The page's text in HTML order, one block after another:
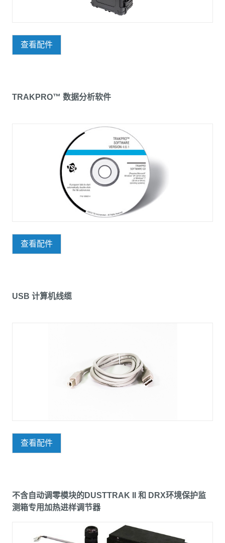
查看配件
TRAKPRO™ 数据分析软件
查看配件
USB 计算机线缆
查看配件
不含自动调零模块的DUSTTRAK II 和 DRX环境保护监
测箱专用加热进样调节器